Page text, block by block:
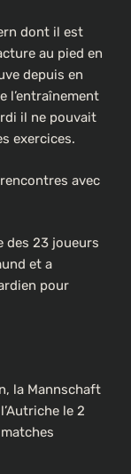
dont il est
au pied en
depuis en
l’entraînement
il ne pouvait
exercices.
avec
des 23 joueurs
et a
pour
la Mannschaft
le 2